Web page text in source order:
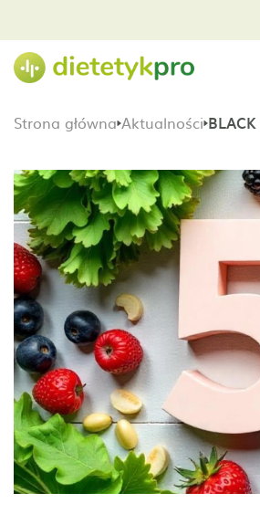
Strona główna Aktualności